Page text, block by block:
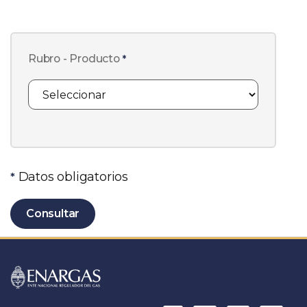
Rubro - Producto *
*Datos obligatorios
Consultar